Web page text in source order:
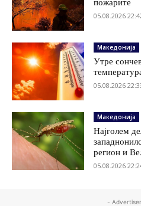
05.08.2026
Македонија
Утре
05.08.2026
Македонија
Најголем
регион и
05.08.2026
-